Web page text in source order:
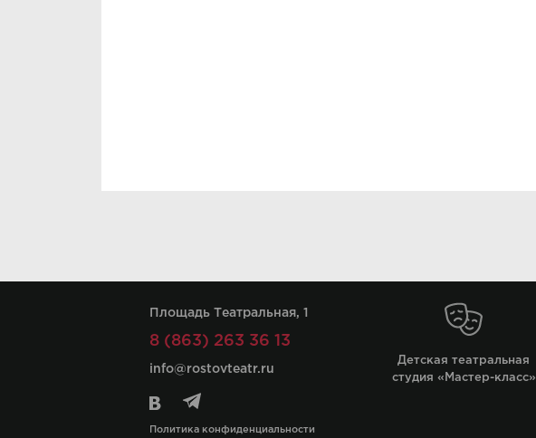
Площадь Театральная, 1
8 (863) 263 36 13
info@rostovteatr.ru
Политика конфиденциальности
Детская театральная
студия «Мастер-класс»